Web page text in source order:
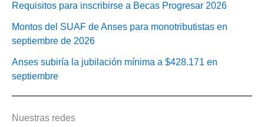
Requisitos para inscribirse a Becas Progresar 2026
Montos del SUAF de Anses para monotributistas en
septiembre de 2026
Anses subiría la jubilación mínima a $428.171 en
septiembre
Nuestras redes